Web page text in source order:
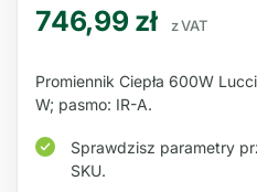
746,99 zł z VAT
Promiennik Ciepła 600W
W; pasmo: IR-A.
Sprawdzisz parametry
SKU.